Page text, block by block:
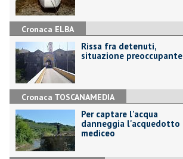
Cronaca ELBA
Rissa fra detenuti,
situazione preoccupante
Cronaca TOSCANAMEDIA
Per captare l'acqua
danneggia l'acquedotto
mediceo